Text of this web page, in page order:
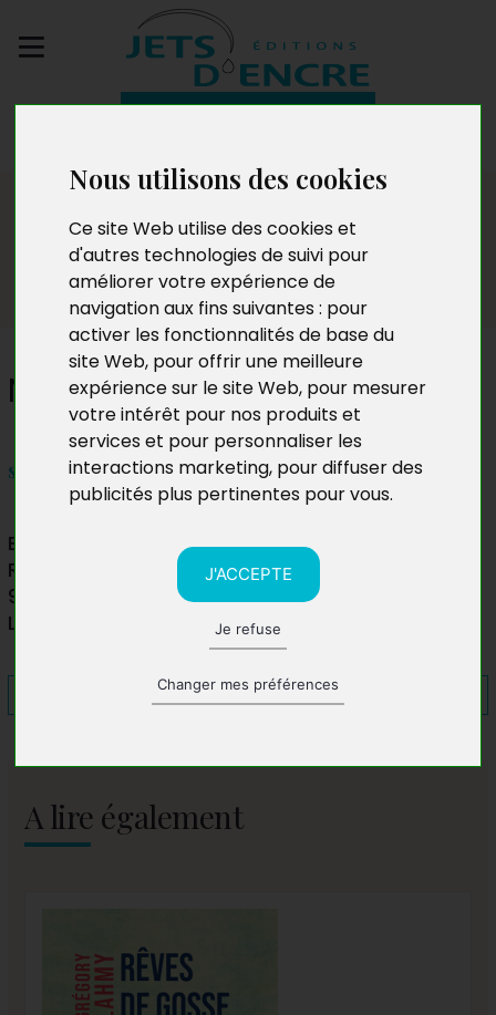
Nous utilisons des cookies
Ce site Web utilise des cookies et
d'autres technologies de suivi pour
améliorer votre expérience de
navigation aux fins suivantes : pour
activer les fonctionnalités de base du
site Web, pour offrir une meilleure
expérience sur le site Web, pour mesurer
votre intérêt pour nos produits et
services et pour personnaliser les
interactions marketing, pour diffuser des
publicités plus pertinentes pour vous.
J'ACCEPTE
Je refuse
Changer mes préférences
Dédicaces
Nikos Typounoff
samedi 7 janvier 2023 de 15h à 18h
E.Leclerc Piton Saint Leu
Rue du Moulin
97424 Piton Saint Leu
La Réunion
A lire également